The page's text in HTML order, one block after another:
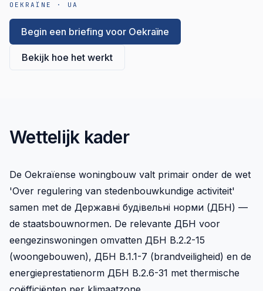
OEKRAÏNE · UA
Begin een briefing voor Oekraïne
Bekijk hoe het werkt
Wettelijk kader
De Oekraïense woningbouw valt primair onder de wet
'Over regulering van stedenbouwkundige activiteit'
samen met de Державні будівельні норми (ДБН) —
de staatsbouwnormen. De relevante ДБН voor
eengezinswoningen omvatten ДБН В.2.2-15
(woongebouwen), ДБН В.1.1-7 (brandveiligheid) en de
energieprestatienorm ДБН В.2.6-31 met thermische